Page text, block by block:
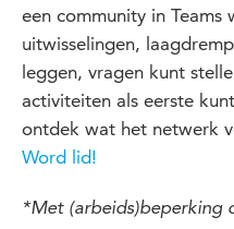
een community in Teams
uitwisselingen,
leggen, vragen kunt
activiteiten als eerste
ontdek wat het netwerk
Word lid!
*Met (arbeids)beperking